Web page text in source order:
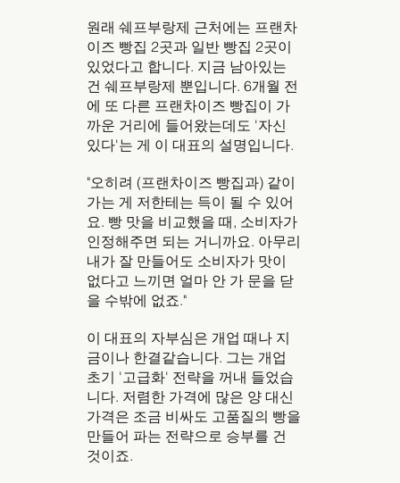
원래 쉐프부랑제 근처에는 프랜차
이즈 빵집 2곳과 일반 빵집 2곳이
있었다고 합니다. 지금 남아있는
건 쉐프부랑제 뿐입니다. 6개월 전
에 또 다른 프랜차이즈 빵집이 가
까운 거리에 들어왔는데도 '자신
있다'는 게 이 대표의 설명입니다.
"오히려 (프랜차이즈 빵집과) 같이
가는 게 저한테는 득이 될 수 있어
요. 빵 맛을 비교했을 때, 소비자가
인정해주면 되는 거니까요. 아무리
내가 잘 만들어도 소비자가 맛이
없다고 느끼면 얼마 안 가 문을 닫
을 수밖에 없죠."
이 대표의 자부심은 개업 때나 지
금이나 한결같습니다. 그는 개업
초기 '고급화' 전략을 꺼내 들었습
니다. 저렴한 가격에 많은 양 대신
가격은 조금 비싸도 고품질의 빵을
만들어 파는 전략으로 승부를 건
것이죠.